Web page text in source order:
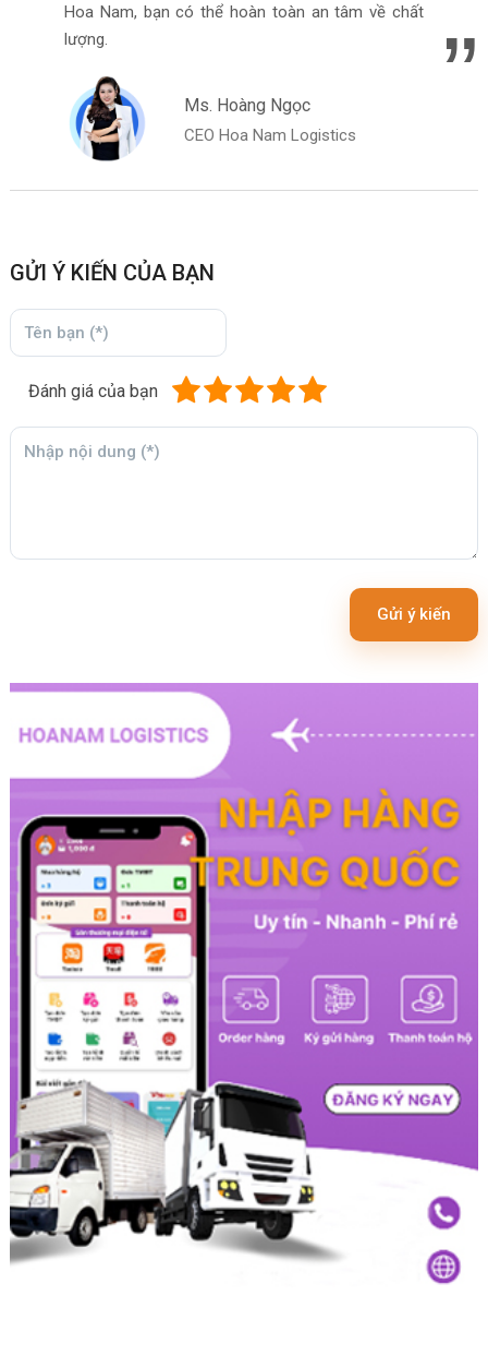
Hoa Nam, bạn có thể hoàn toàn an tâm về chất
lượng.
Ms. Hoàng Ngọc
CEO Hoa Nam Logistics
GỬI Ý KIẾN CỦA BẠN
Đánh giá của bạn
Gửi ý kiến